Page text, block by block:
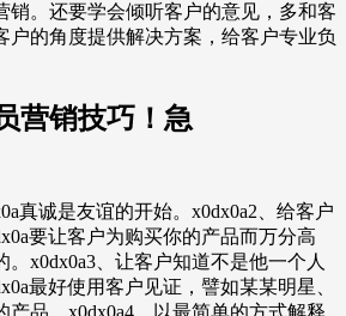
销。还要学会倾听客户的意见，多和客
户的角度提供解决方案，给客户专业负
营销技巧！急
真诚是友谊的开始。x0dx0a2、给客户
要让客户为购买你的产品而万分高
x0dx0a3、让客户知道不是他一个人
最好使用客户见证，譬如某某明星、